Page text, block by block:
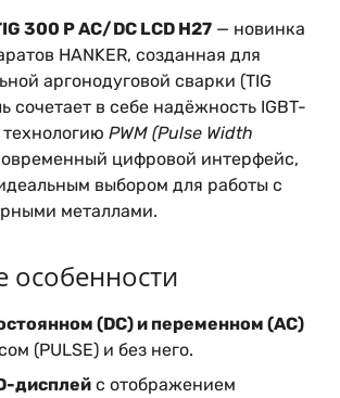
300 P AC/DC LCD H27 — новинка
HANKER, созданная для
аргонодуговой сварки (TIG
сочетает в себе надёжность IGBT-
PWM (Pulse Width
цифровой интерфейс,
выбором для работы с
металлами.
(DC) и переменном (AC)
(PULSE) и без него.
дисплей с отображением